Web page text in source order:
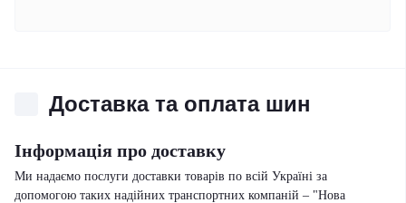
Доставка та оплата шин
Інформація про доставку
Ми надаємо послуги доставки товарів по всій Україні за
допомогою таких надійних транспортних компаній – "Нова